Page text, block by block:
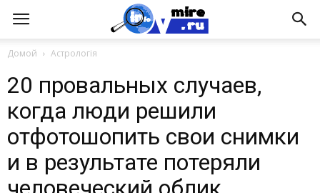
Домой Астрологія
20 провальных случаев,
когда люди решили
отфотошопить свои снимки
и в результате потеряли